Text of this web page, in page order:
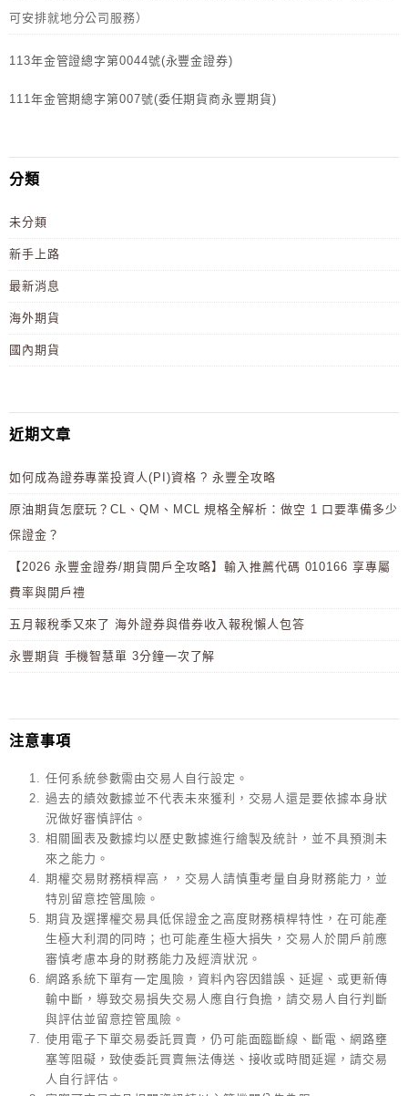
可安排就地分公司服務）
113年金管證總字第0044號(永豐金證券)
111年金管期總字第007號(委任期貨商永豐期貨)
分類
未分類
新手上路
最新消息
海外期貨
國內期貨
近期文章
如何成為證券專業投資人(PI)資格 ? 永豐全攻略
原油期貨怎麼玩？CL、QM、MCL 規格全解析：做空 1 口要準備多少
保證金？
【2026 永豐金證券/期貨開戶全攻略】輸入推薦代碼 010166 享專屬
費率與開戶禮
五月報稅季又來了 海外證券與借券收入報稅懶人包答
永豐期貨 手機智慧單 3分鐘一次了解
注意事項
任何系統參數需由交易人自行設定。
過去的績效數據並不代表未來獲利，交易人還是要依據本身狀
況做好審慎評估。
相關圖表及數據均以歷史數據進行繪製及統計，並不具預測未
來之能力。
期權交易財務槓桿高，，交易人請慎重考量自身財務能力，並
特別留意控管風險。
期貨及選擇權交易具低保證金之高度財務槓桿特性，在可能產
生極大利潤的同時；也可能產生極大損失，交易人於開戶前應
審慎考慮本身的財務能力及經濟狀況。
網路系統下單有一定風險，資料內容因錯誤、延遲、或更新傳
輸中斷，導致交易損失交易人應自行負擔，請交易人自行判斷
與評估並留意控管風險。
使用電子下單交易委託買賣，仍可能面臨斷線、斷電、網路壅
塞等阻礙，致使委託買賣無法傳送、接收或時間延遲，請交易
人自行評估。